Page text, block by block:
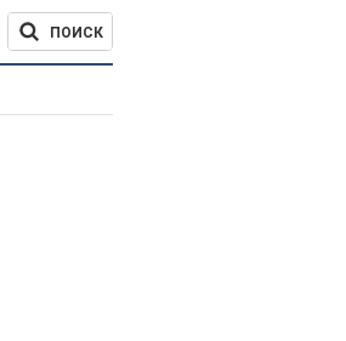
ПОИСК